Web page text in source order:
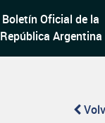
Boletín Oficial de la
República Argentina